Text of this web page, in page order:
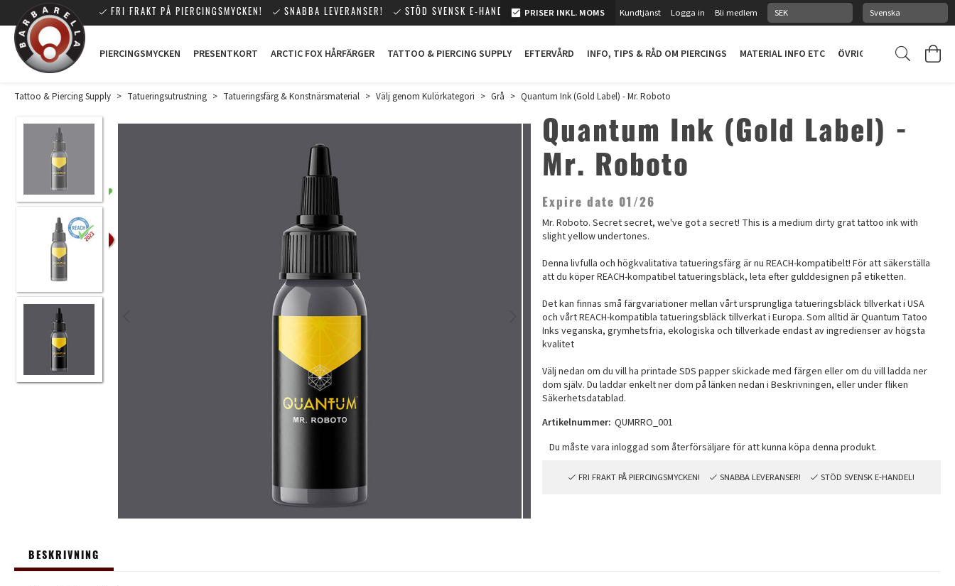
FRI FRAKT PÅ PIERCINGSMYCKEN! SNABBA LEVERANSER! STÖD SVENSK E-HANDEL! PRISER INKL. MOMS Kundtjänst Logga in Bli medlem
PIERCINGSMYCKEN PRESENTKORT ARCTIC FOX HÅRFÄRGER TATTOO & PIERCING SUPPLY EFTERVÅRD INFO, TIPS & RÅD OM PIERCINGS MATERIAL INFO ETC ÖVRIGT
Tattoo & Piercing Supply > Tatueringsutrustning > Tatueringsfärg & Konstnärsmaterial > Välj genom Kulörkategori > Grå > Quantum Ink (Gold Label) - Mr. Roboto
Quantum Ink (Gold Label) -
Mr. Roboto
Expire date 01/26
Mr. Roboto. Secret secret, we've got a secret! This is a medium dirty grat tattoo ink with
slight yellow undertones.
Denna livfulla och högkvalitativa tatueringsfärg är nu REACH-kompatibelt! För att säkerställa
att du köper REACH-kompatibel tatueringsbläck, leta efter gulddesignen på etiketten.
Det kan finnas små färgvariationer mellan vårt ursprungliga tatueringsbläck tillverkat i USA
och vårt REACH-kompatibla tatueringsbläck tillverkat i Europa. Som alltid är Quantum Tatoo
Inks veganska, grymhetsfria, ekologiska och tillverkade endast av ingredienser av högsta
kvalitet
Välj nedan om du vill ha printade SDS papper skickade med färgen eller om du vill ladda ner
dom själv. Du laddar enkelt ner dom på länken nedan i Beskrivningen, eller under fliken
Säkerhetsdatablad.
Artikelnummer: QUMRRO_001
FRI FRAKT PÅ PIERCINGSMYCKEN! SNABBA LEVERANSER! STÖD SVENSK E-HANDEL!
BESKRIVNING